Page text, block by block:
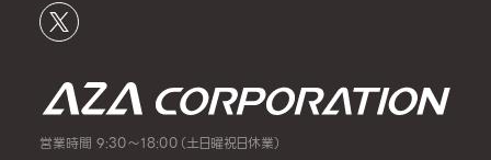
営業時間 9:30～18:00（土日曜祝日休業）